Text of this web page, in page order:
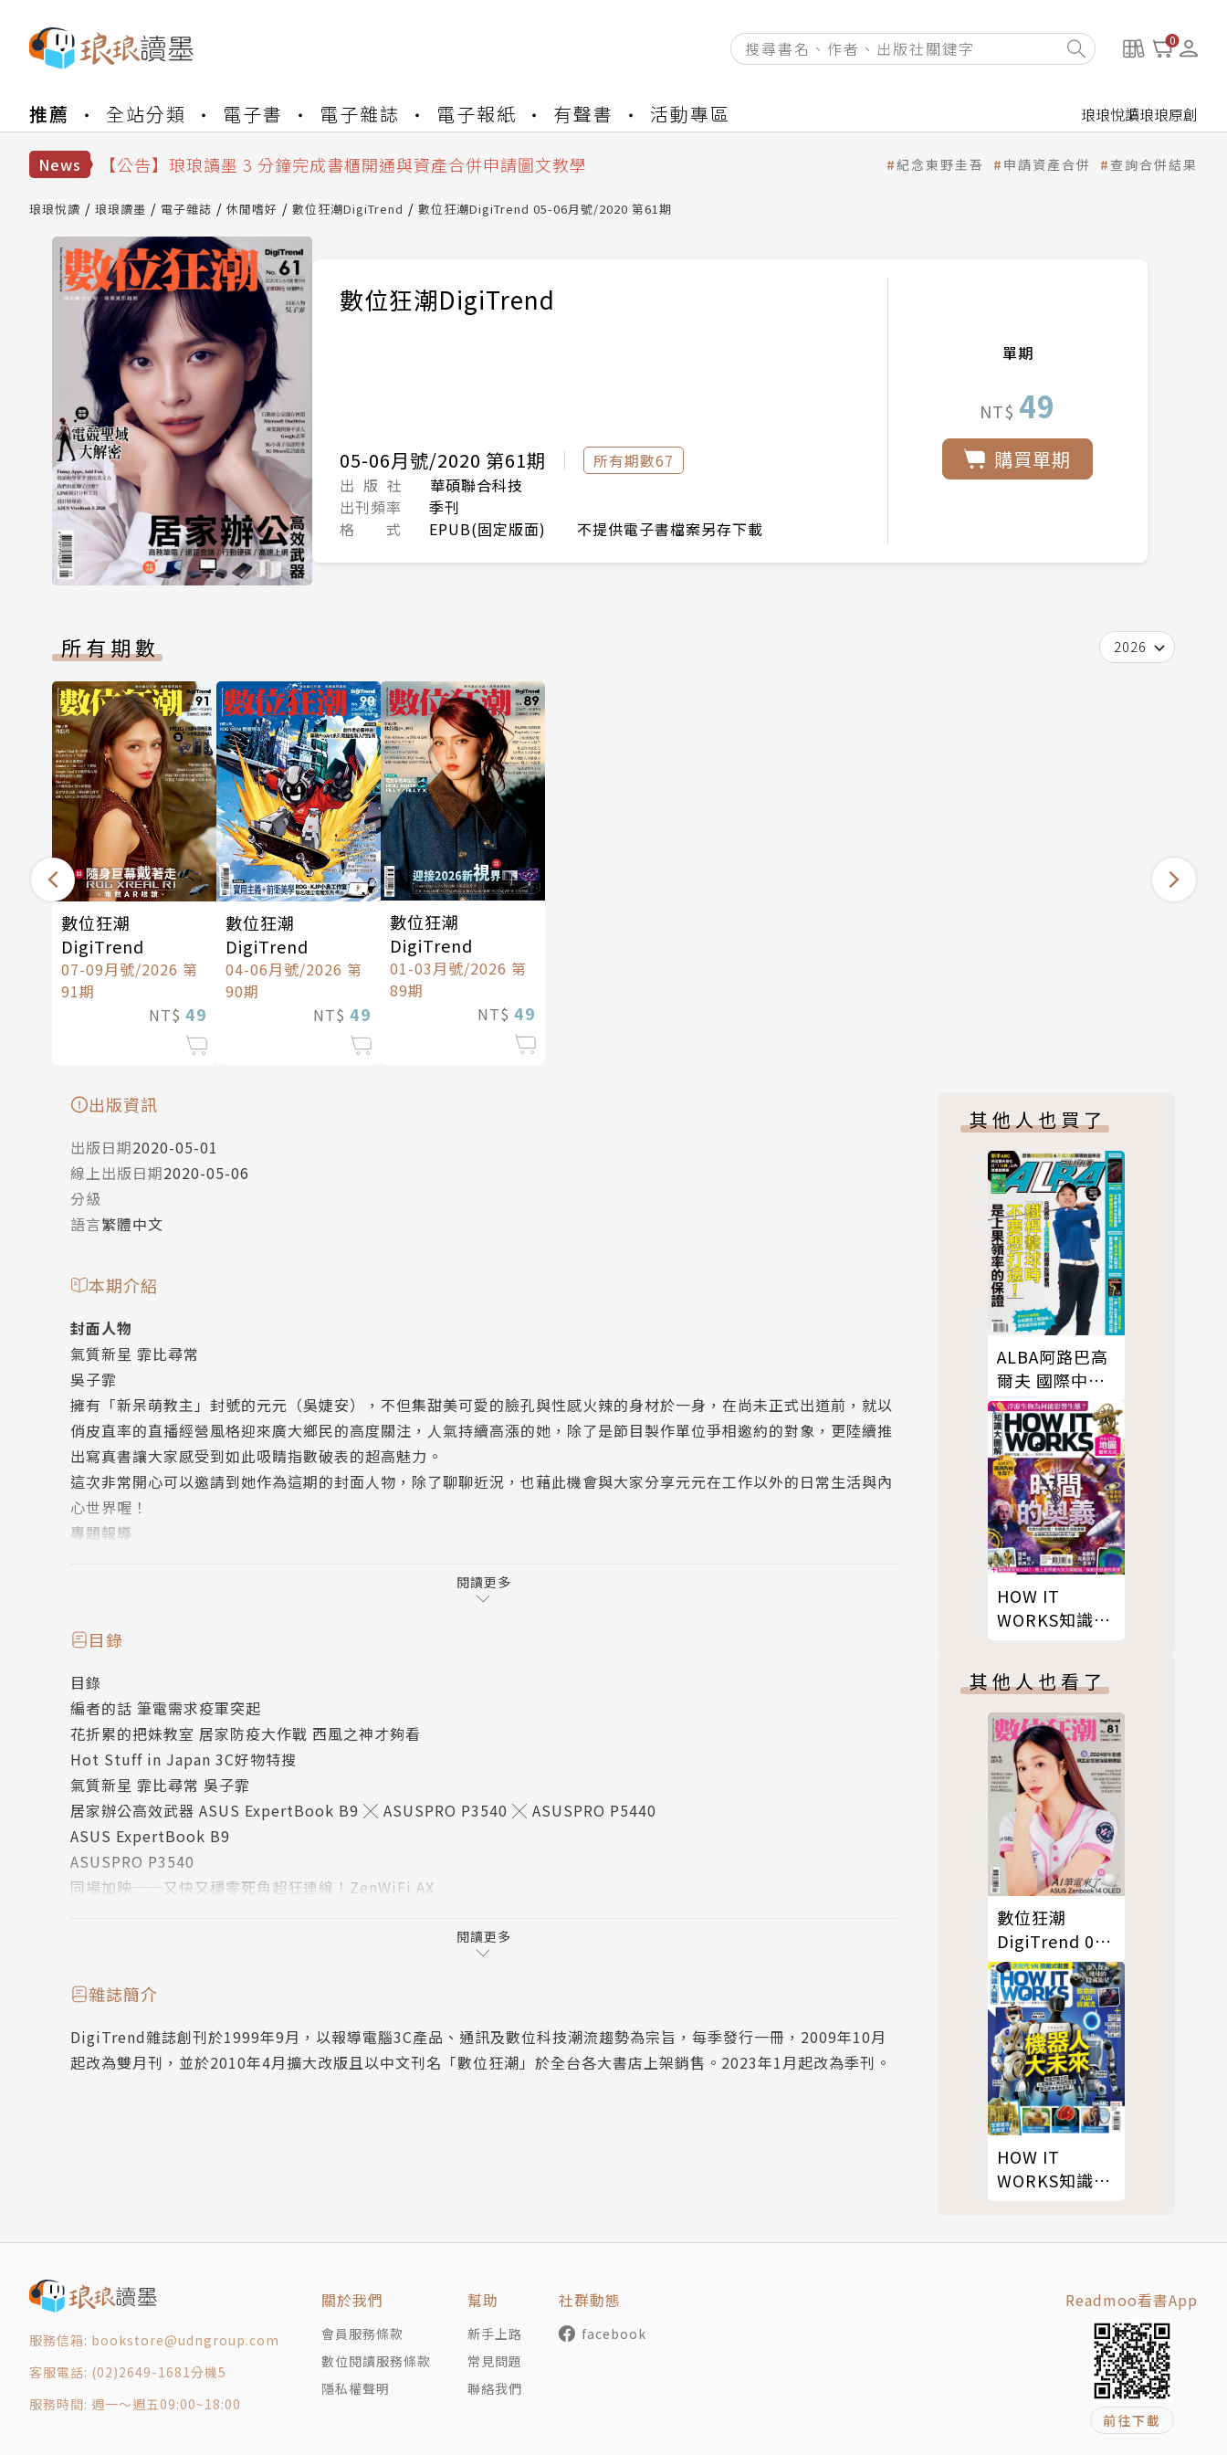
0
推薦 全站分類 電子書 電子雜誌 電子報紙 有聲書 活動專區 琅琅悅讀琅琅原創
News
【公告】琅琅讀墨數位閱讀資產合併與書櫃開通申請
【公告】琅琅讀墨 3 分鐘完成書櫃開通與資產合併申請圖文教學
【公告】琅琅讀墨數位閱讀資產合併與書櫃開通申請
紀念東野圭吾 申請資產合併 查詢合併結果
琅琅悅讀 琅琅讀墨 電子雜誌 休閒嗜好 數位狂潮DigiTrend 數位狂潮DigiTrend 05-06月號/2020 第61期
數位狂潮DigiTrend
05-06月號/2020 第61期
所有期數67
出 版 社
華碩聯合科技
出刊頻率
季刊
格 式
EPUB(固定版面) 不提供電子書檔案另存下載
單期
NT$ 49
購買單期
所有期數 2026
數位狂潮
DigiTrend
07-09月號/2026 第
91期
NT$ 49
數位狂潮
DigiTrend
04-06月號/2026 第
90期
NT$ 49
數位狂潮
DigiTrend
01-03月號/2026 第
89期
NT$ 49
出版資訊
出版日期2020-05-01
線上出版日期2020-05-06
分級
語言繁體中文
本期介紹
封面人物
氣質新星 霏比尋常
吳子霏
擁有「新呆萌教主」封號的元元（吳婕安），不但集甜美可愛的臉孔與性感火辣的身材於一身，在尚未正式出道前，就以
俏皮直率的直播經營風格迎來廣大鄉民的高度關注，人氣持續高漲的她，除了是節目製作單位爭相邀約的對象，更陸續推
出寫真書讓大家感受到如此吸睛指數破表的超高魅力。
這次非常開心可以邀請到她作為這期的封面人物，除了聊聊近況，也藉此機會與大家分享元元在工作以外的日常生活與內
心世界喔！
專題報導
在競爭激烈的電競產業中，華碩「ROG」玩家共和國這個招牌已經家喻戶曉，旗下的眾多系列產品如桌機、筆電、滑鼠、
鍵盤、耳機甚至手機等，早已是玩家升級或添購裝備的唯一首選，不過，「ROG」玩家共和國之所以能在這個步調快速、
是功不可沒，購買「ROG」玩家共和國產品的玩家不單單只是買到效能強大的神兵利器，同時更在潛移默化中透過產品設
計一頭栽入背後的ROG世界，獲得更完整的遊戲體驗，接下來就讓華碩設計中心副理邱司唐，帶我們進入ROG世界，一同
揭開ROG如何引起玩家共鳴的秘密。
特別企劃
居家辦公高效武器
ASUS ExpertBook B9 ╳ ASUSPRO P3540 ╳ ASUSPRO P5440
因應新冠病毒疫情，眾多企業紛紛轉為居家辦公以降低群聚感染的風險，然而要如何讓不太熟悉的遠端工作型態與原有工
作模式順利接軌就顯得至關重要。這回特別企劃推薦的三款高效型商用筆電，只要有它們的加持，就算是在非常時期也能
在家輕鬆打造不輸辦公室的高效率工作環境，不論疫情還是薪情都能從容應對！
閱讀更多
目錄
目錄
編者的話 筆電需求疫軍突起
花折累的把妹教室 居家防疫大作戰 西風之神才夠看
Hot Stuff in Japan 3C好物特搜
氣質新星 霏比尋常 吳子霏
居家辦公高效武器 ASUS ExpertBook B9 ╳ ASUSPRO P3540 ╳ ASUSPRO P5440
ASUS ExpertBook B9
ASUSPRO P3540
同場加映──又快又穩零死角超狂連線！ZenWiFi AX
同場加映──遠距會議好愜意Hangouts Meet hardware kit
Welcome to the ROG World 電競聖域大解密
行動辦公室儲存神器 Microsoft OneDrive
遠距辦公必備工具首選 華芸ASUSTOR NAS全天候保護你的珍貴資料
訂閱單
閱讀更多
雜誌簡介
DigiTrend雜誌創刊於1999年9月，以報導電腦3C產品、通訊及數位科技潮流趨勢為宗旨，每季發行一冊，2009年10月
起改為雙月刊，並於2010年4月擴大改版且以中文刊名「數位狂潮」於全台各大書店上架銷售。2023年1月起改為季刊。
其他人也買了
ALBA阿路巴高
爾夫 國際中文
版 02月
號/2022 第86
期
HOW IT
WORKS知識大
版 07月
號/2024 第118
期
其他人也看了
數位狂潮
DigiTrend 01-
03月號/2024
第81期
HOW IT
WORKS知識大
號/2026 第140
服務信箱: bookstore@udngroup.com
客服電話: (02)2649-1681分機5
服務時間: 週一～週五09:00~18:00
關於我們
會員服務條款
數位閱讀服務條款
隱私權聲明
幫助
新手上路
常見問題
聯絡我們
社群動態
facebook
Readmoo看書App
前往下載